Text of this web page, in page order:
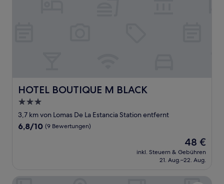
HOTEL BOUTIQUE M BLACK
HOTEL BOUTIQUE M BLACK
3.0-
Sterne-
Unterkunft
3,7 km von Lomas De La Estancia Station entfernt
6.8
6,8/10 (9 Bewertungen)
Der
Preis
beträgt
48 €
inkl. Steuern & Gebühren
21. Aug.–22. Aug.